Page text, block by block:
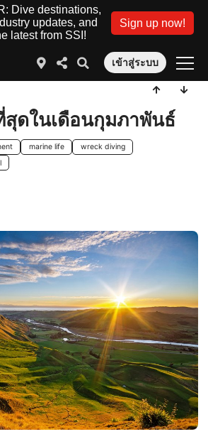
Dive destinations,
updates, and
latest from SSI!
Sign up now!
เข้าสู่ระบบ
ดในเดือนกุมภาพันธ์
marine life
wreck diving